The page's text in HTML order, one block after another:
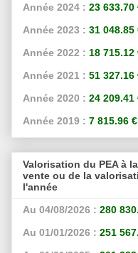
Année 2024 : 23 633.70
Année 2023 : 31 048.85
Année 2022 : 18 715.12
Année 2021 : 51 327.16
Année 2020 : 24 209.41
Année 2019 : 7 815.96 €
Valorisation du PEA à
vente ou de la
l'année
Au 04/08/2026 : 280
Au 01/01/2026 : 251